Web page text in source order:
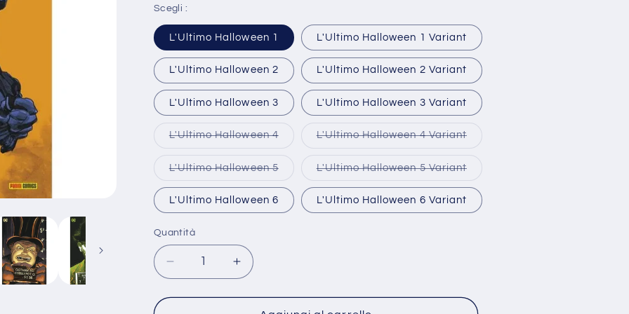
g
r
a
f
i
Scegli :
L'Ultimo Halloween 1 L'Ultimo Halloween 1 Variant
L'Ultimo Halloween 2 L'Ultimo Halloween 2 Variant
L'Ultimo Halloween 3 L'Ultimo Halloween 3 Variant
L'Ultimo Halloween 4Variante
disponibile
L'Ultimo Halloween 4 VariantVariante
L'Ultimo Halloween 5Variante
o
non
disponibile
L'Ultimo Halloween 5 VariantVariante
o
non
disponibile
L'Ultimo Halloween 6 L'Ultimo Halloween 6 Variant
Quantità
Diminuisci
quantità
per
Aumenta
quantità
per